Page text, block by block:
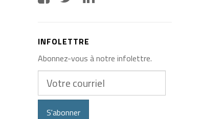
INFOLETTRE
Abonnez-vous à notre infolettre.
courriel
S'abonner